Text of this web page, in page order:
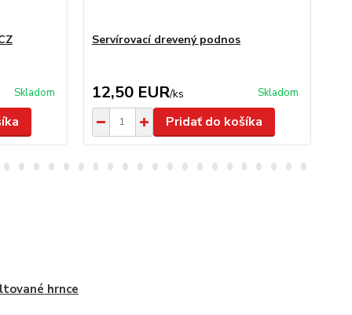
Skladom
Servírovací drevený podnos
12,50 EUR/ks Skladom
Pridať do košíka
hrnce